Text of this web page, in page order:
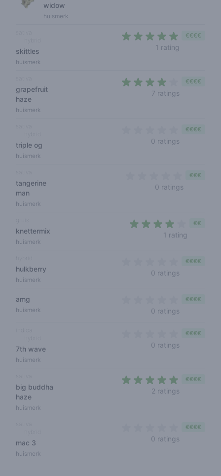
widow
huismerk
skittles
huismerk
1 rating
€€€€
grapefruit
haze
huismerk
7 ratings
€€€€
triple og
huismerk
0 ratings
€€€€
tangerine
man
huismerk
0 ratings
€€€
knettermix
huismerk
1 rating
€€
hulkberry
huismerk
0 ratings
€€€€
amg
huismerk 0 ratings
€€€€
7th wave
huismerk
0 ratings
€€€€
big buddha
haze
huismerk
2 ratings
€€€€
mac 3
huismerk
0 ratings
€€€€